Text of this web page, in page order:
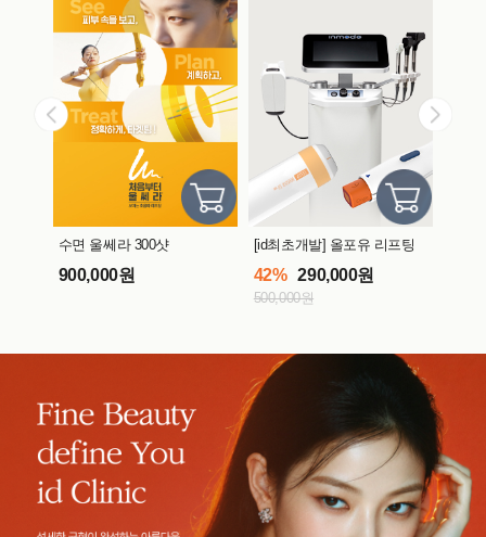
수면 울쎄라 300샷
900,000원
[id최초개발] 올포유 리프팅
42% 290,000원
500,000원